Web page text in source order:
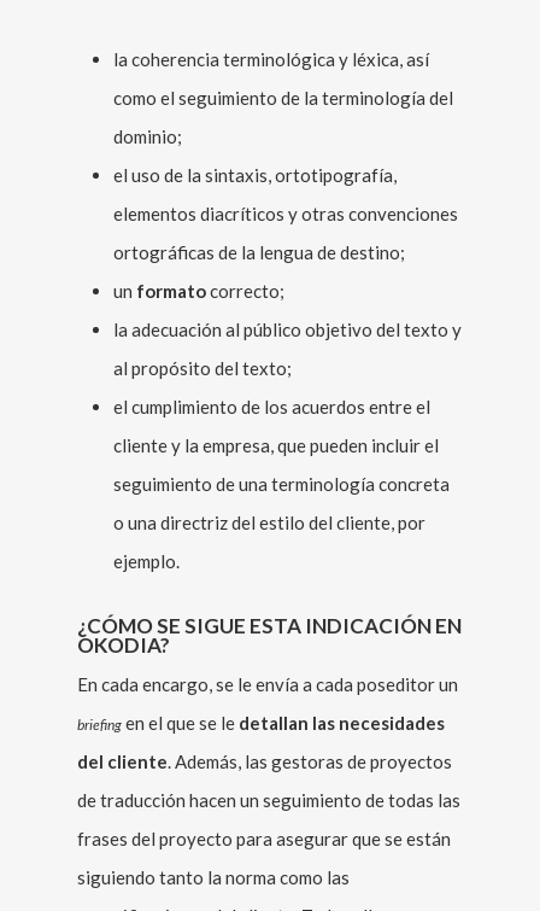
la coherencia terminológica y léxica, así
como el seguimiento de la terminología del
dominio;
el uso de la sintaxis, ortotipografía,
elementos diacríticos y otras convenciones
ortográficas de la lengua de destino;
un formatocorrecto;
la adecuación al público objetivo del texto y
al propósito del texto;
el cumplimiento de los acuerdos entre el
cliente y la empresa, que pueden incluir el
seguimiento de una terminología concreta
o una directriz del estilo del cliente, por
ejemplo.
¿CÓMO SE SIGUE ESTA INDICACIÓN EN
OKODIA?
En cada encargo, se le envía a cada poseditor un
briefing en el que se le detallan las necesidades
del cliente. Además, las gestoras de proyectos
de traducción hacen un seguimiento de todas las
frases del proyecto para asegurar que se están
siguiendo tanto la norma como las